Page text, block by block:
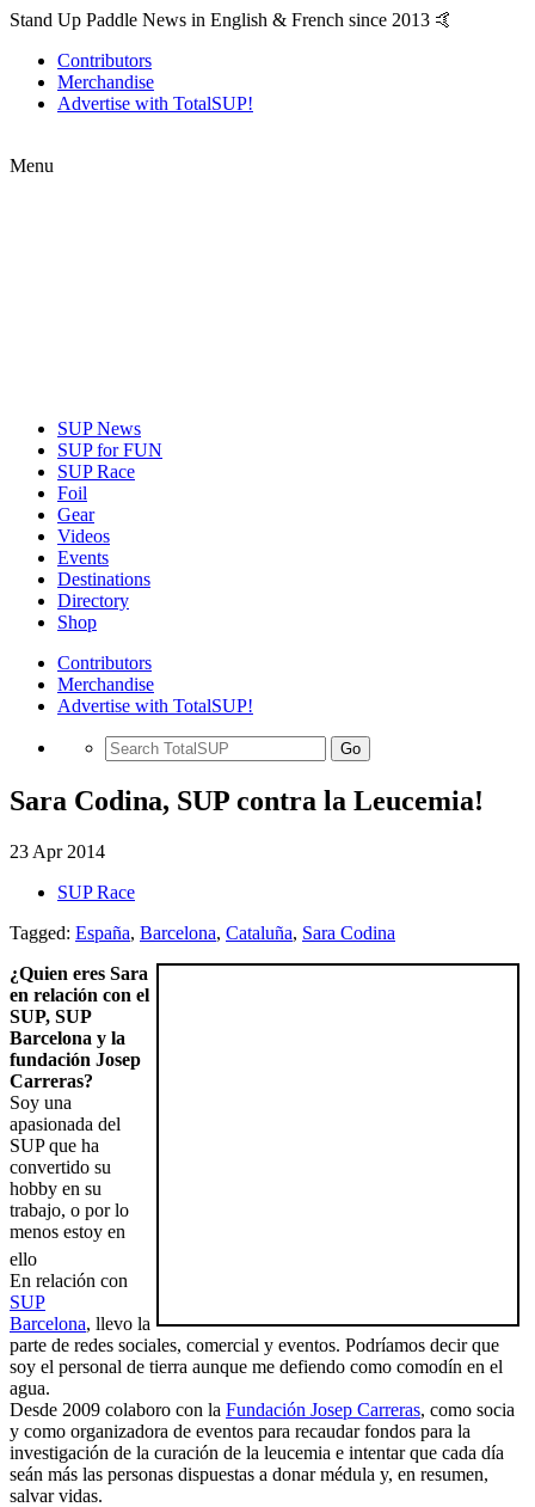
Stand Up Paddle News in English & French since 2013 🤙
Contributors
Merchandise
Advertise with TotalSUP!
Menu
SUP News
SUP for FUN
SUP Race
Foil
Gear
Videos
Events
Destinations
Directory
Shop
Contributors
Merchandise
Advertise with TotalSUP!
Go
Sara Codina, SUP contra la Leucemia!
23 Apr 2014
SUP Race
Tagged: España, Barcelona, Cataluña, Sara Codina
¿Quien eres Sara
en relación con el
SUP, SUP
Barcelona y la
fundación Josep
Carreras?
Soy una
apasionada del
SUP que ha
convertido su
hobby en su
trabajo, o por lo
menos estoy en
ello
En relación con
SUP
Barcelona, llevo la
parte de redes sociales, comercial y eventos. Podríamos decir que
soy el personal de tierra aunque me defiendo como comodín en el
agua.
Desde 2009 colaboro con la Fundación Josep Carreras, como socia
y como organizadora de eventos para recaudar fondos para la
investigación de la curación de la leucemia e intentar que cada día
seán más las personas dispuestas a donar médula y, en resumen,
salvar vidas.